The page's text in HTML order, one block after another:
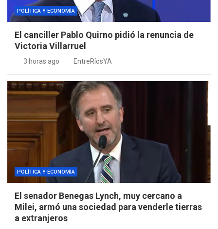
POLÍTICA Y ECONOMÍA
El canciller Pablo Quirno pidió la renuncia de
Victoria Villarruel
3 horas ago EntreRíosYA
POLÍTICA Y ECONOMÍA
El senador Benegas Lynch, muy cercano a
Milei, armó una sociedad para venderle tierras
a extranjeros